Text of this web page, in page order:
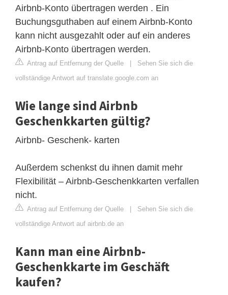
Airbnb-Konto übertragen werden . Ein
Buchungsguthaben auf einem Airbnb-Konto
kann nicht ausgezahlt oder auf ein anderes
Airbnb-Konto übertragen werden.
Antrag auf Entfernung der Quelle | Sehen Sie sich die
vollständige Antwort auf translate.google.com an
Wie lange sind Airbnb
Geschenkkarten gültig?
Airbnb- Geschenk- karten
Außerdem schenkst du ihnen damit mehr
Flexibilität – Airbnb-Geschenkkarten verfallen
nicht.
Antrag auf Entfernung der Quelle | Sehen Sie sich die
vollständige Antwort auf airbnb.de an
Kann man eine Airbnb-
Geschenkkarte im Geschäft
kaufen?